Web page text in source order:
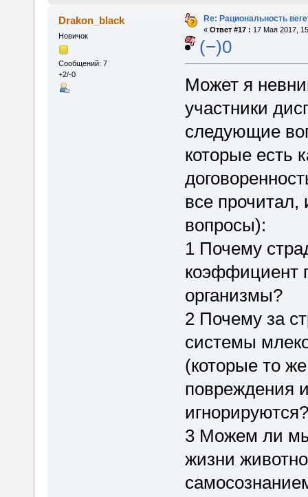
Drakon_black
Новичок
Сообщений: 7
+2/-0
Re: Рациональность
« Ответ #17 : 17 Мая 2017,
(−)0
Может я
участники
следующие
которые есть
все прочитал,
вопросы):
1 Почему
коэффициент
организмы?
2 Почему за
системы
(которые то
повреждения
игнорируются?
3 Можем ли мы
жизни